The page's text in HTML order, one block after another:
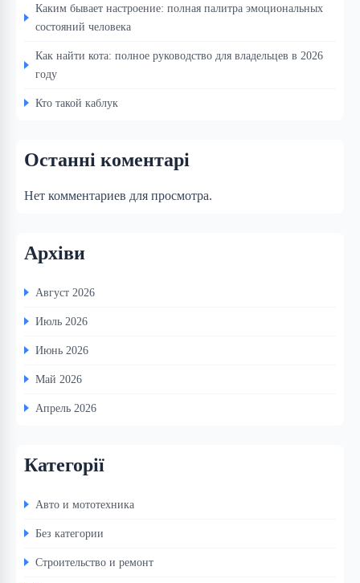
Каким бывает настроение: полная палитра эмоциональных
состояний человека
Как найти кота: полное руководство для владельцев в 2026
году
Кто такой каблук
Останні коментарі
Нет комментариев для просмотра.
Архіви
Август 2026
Июль 2026
Июнь 2026
Май 2026
Апрель 2026
Категорії
Авто и мототехника
Без категории
Строительство и ремонт